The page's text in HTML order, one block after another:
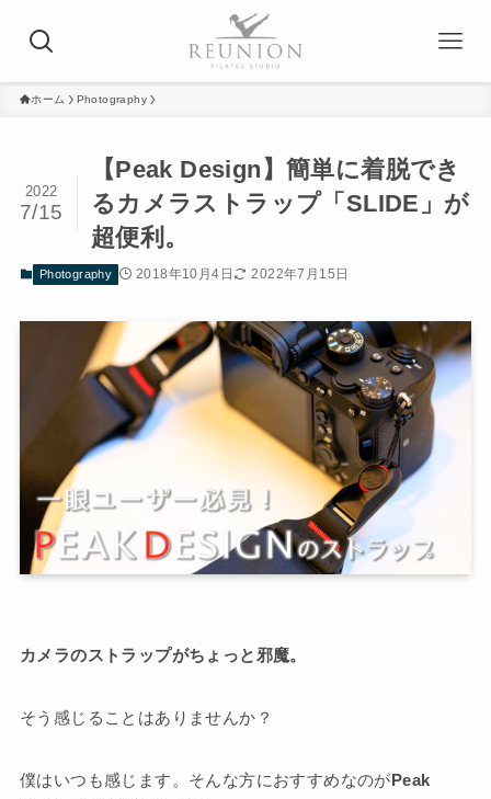
ホーム Photography
【Peak Design】簡単に着脱でき
るカメラストラップ「SLIDE」が
超便利。
2022
7/15
Photography 2018年10月4日 2022年7月15日
カメラのストラップがちょっと邪魔。
そう感じることはありませんか？
僕はいつも感じます。そんな方におすすめなのがPeak